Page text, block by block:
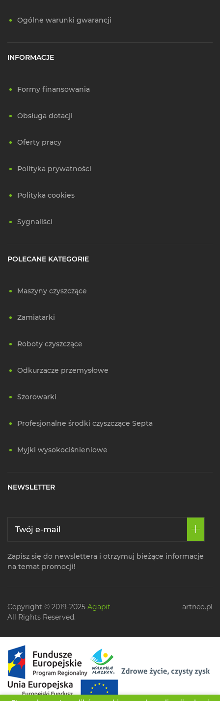
Ogólne warunki gwarancji
INFORMACJE
Formy finansowania
Obsługa dotacji
Oferty pracy
Polityka prywatności
Polityka cookies
Sygnaliści
POLECANE KATEGORIE
Maszyny czyszczące
Zamiatarki
Roboty czyszczące
Odkurzacze przemysłowe
Szorowarki
Profesjonalne środki czyszczące Septa
Myjki wysokociśnieniowe
NEWSLETTER
Zapisz się do newslettera i otrzymuj bieżące informacje
na temat promocji!
Copyright © 2019-2025 Agapit
All Rights Reserved.
artneo.pl